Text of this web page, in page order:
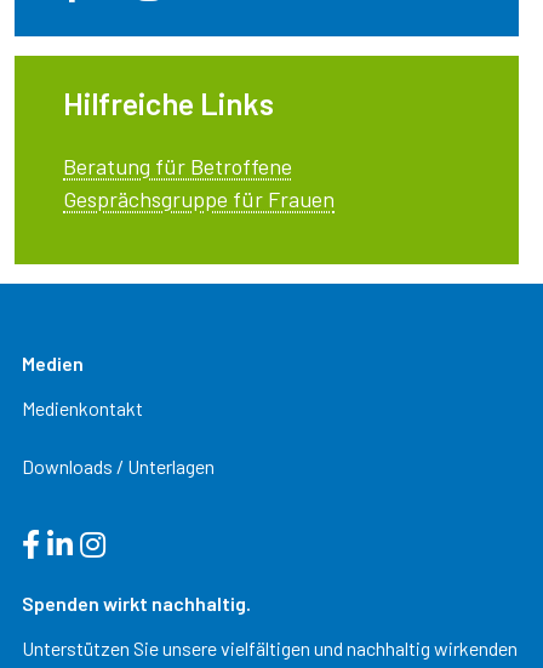
Hilfreiche Links
Beratung für Betroffene
Gesprächsgruppe für Frauen
Medien
Medienkontakt
Downloads / Unterlagen
Spenden wirkt nachhaltig.
Unterstützen Sie unsere vielfältigen und nachhaltig wirkenden